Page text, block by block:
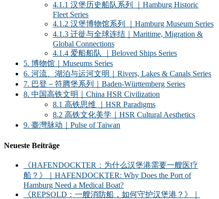
4.1.1 汉堡历史船队系列 ｜Hamburg Historic
Fleet Series
4.1.2 汉堡博物馆系列 ｜Hamburg Museum Series
4.1.3 迁徙与全球连结｜Maritime, Migration &
Global Connections
4.1.4 爱船船队 ｜Beloved Ships Series
5. 博物馆｜Museums Series
6. 河流、湖泊与运河文明｜Rivers, Lakes & Canals Series
7. 巴登－符腾堡系列｜Baden-Württemberg Series
8. 中国高铁文明｜China HSR Civilization
8.1 高铁思维 ｜HSR Paradigms
8.2 高铁文化美学｜HSR Cultural Aesthetics
9. 臺灣脉动｜Pulse of Taiwan
Neueste Beiträge
《HAFENDOCKTER：为什么汉堡港需要一艘医疗
船？》｜HAFENDOCKTER: Why Does the Port of
Hamburg Need a Medical Boat?
《REPSOLD：一艘消防船，如何守护汉堡港？》｜